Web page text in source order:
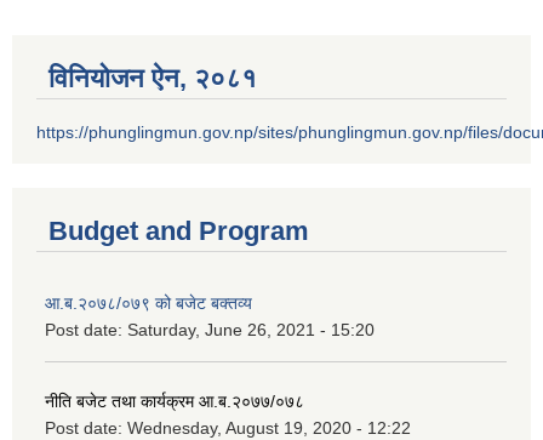
विनियोजन ऐन‚ २०८१
https://phunglingmun.gov.np/sites/phunglingmun.gov.np/files/
Budget and Program
आ.ब.२०७८/०७९ को बजेट बक्तव्य
Post date: Saturday, June 26, 2021 - 15:20
नीति बजेट तथा कार्यक्रम आ.ब.२०७७/०७८
Post date: Wednesday, August 19, 2020 - 12:22